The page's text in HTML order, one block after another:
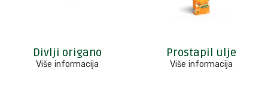
Divlji origano
Više informacija
Prostapil ulje
Više informacija